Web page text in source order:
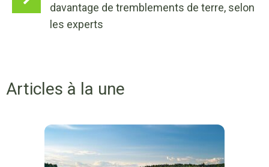
davantage de tremblements de terre, selon
les experts
Articles à la une